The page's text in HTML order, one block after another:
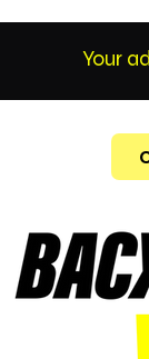
Your